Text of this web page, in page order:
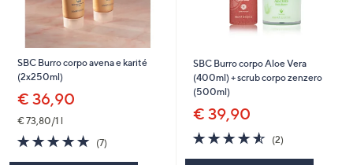
SBC Burro corpo avena e karité
(2x250ml)
€ 36,90
€ 73,80/1 l
5.0
of
(7)7
SBC Burro corpo Aloe Vera
(400ml) + scrub corpo zenzero
(500ml)
€ 39,90
4.5
of
(2)2